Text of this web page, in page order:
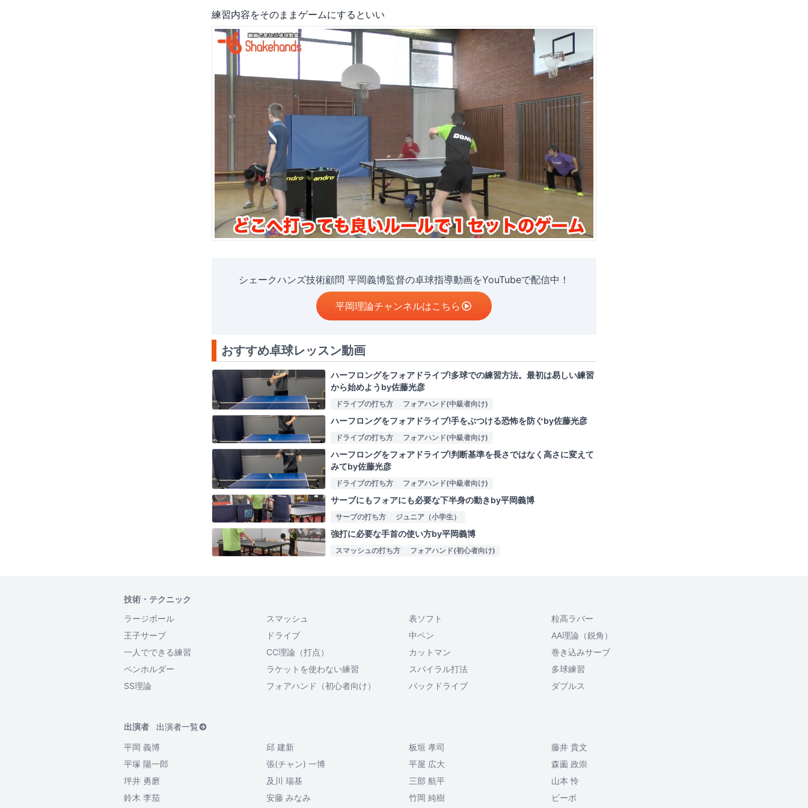
練習内容をそのままゲームにするといい
シェークハンズ技術顧問 平岡義博監督の卓球指導動画をYouTubeで配信中！
平岡理論チャンネルはこちら
おすすめ卓球レッスン動画
ハーフロングをフォアドライブ!多球での練習方法。最初は易しい練習
から始めようby佐藤光彦
ドライブの打ち方 フォアハンド(中級者向け)
ハーフロングをフォアドライブ!手をぶつける恐怖を防ぐby佐藤光彦
ドライブの打ち方 フォアハンド(中級者向け)
ハーフロングをフォアドライブ!判断基準を長さではなく高さに変えて
みてby佐藤光彦
ドライブの打ち方 フォアハンド(中級者向け)
サーブにもフォアにも必要な下半身の動きby平岡義博
サーブの打ち方 ジュニア（小学生）
強打に必要な手首の使い方by平岡義博
スマッシュの打ち方 フォアハンド(初心者向け)
技術・テクニック
ラージボール
スマッシュ 表ソフト
粒高ラバー
王子サーブ
ドライブ 中ペン
AA理論（鋭角）
一人でできる練習
CC理論（打点） カットマン
巻き込みサーブ
ペンホルダー
ラケットを使わない練習 スパイラル打法
多球練習
SS理論
フォアハンド（初心者向け） バックドライブ ダブルス
出演者
出演者一覧
平岡 義博
邱 建新 板垣 孝司
藤井 貴文
平塚 陽一郎
張(チャン) 一博 平屋 広大
森薗 政崇
坪井 勇磨
及川 瑞基 三部 航平
山本 怜
鈴木 李茄
安藤 みなみ 竹岡 純樹 ビーボ